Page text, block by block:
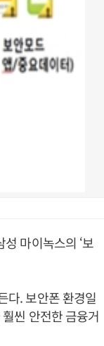
마이녹스의 ‘보
다. 보안폰 환경일
씬 안전한 금융거